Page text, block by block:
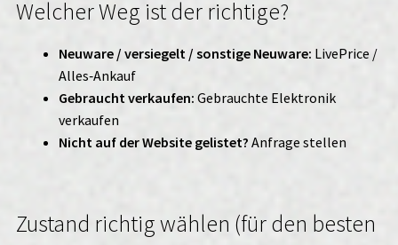
Welcher Weg ist der richtige?
Neuware / versiegelt / sonstige Neuware: LivePrice /
Alles‑Ankauf
Gebraucht verkaufen: Gebrauchte Elektronik
verkaufen
Nicht auf der Website gelistet? Anfrage stellen
Zustand richtig wählen (für den besten